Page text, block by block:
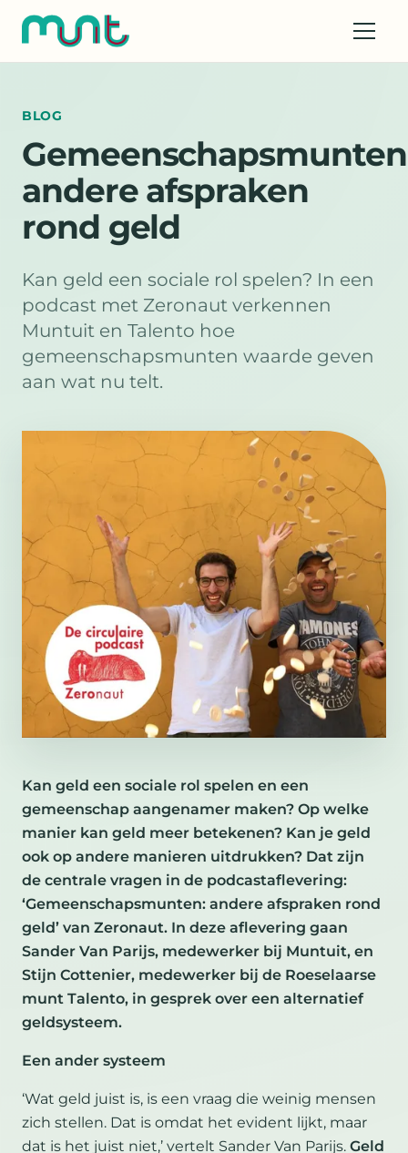
BLOG
andere afspraken
rond geld
Kan geld een sociale rol spelen? In een
podcast met Zeronaut verkennen
Muntuit en Talento hoe
gemeenschapsmunten waarde geven
aan wat nu telt.
Kan geld een sociale rol spelen en een
gemeenschap aangenamer maken? Op welke
manier kan geld meer betekenen? Kan je geld
ook op andere manieren uitdrukken? Dat zijn
de centrale vragen in de podcastaflevering:
‘Gemeenschapsmunten: andere afspraken rond
geld’ van Zeronaut. In deze aflevering gaan
Sander Van Parijs, medewerker bij Muntuit, en
Stijn Cottenier, medewerker bij de Roeselaarse
munt Talento, in gesprek over een alternatief
geldsysteem.
Een ander systeem
‘Wat geld juist is, is een vraag die weinig mensen
zich stellen. Dat is omdat het evident lijkt, maar
dat is het juist niet,’ vertelt Sander Van Parijs. Geld